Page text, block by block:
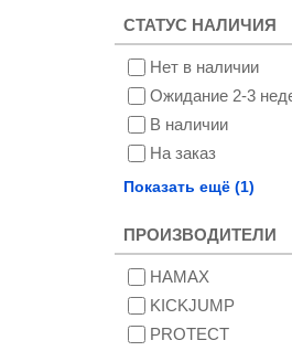
СТАТУС НАЛИЧИЯ
Нет в наличии
Ожидание 2-3
В наличии
На заказ
Снят с
Показать ещё (1)
ПРОИЗВОДИТЕЛИ
HAMAX
KICKJUMP
PROTECT